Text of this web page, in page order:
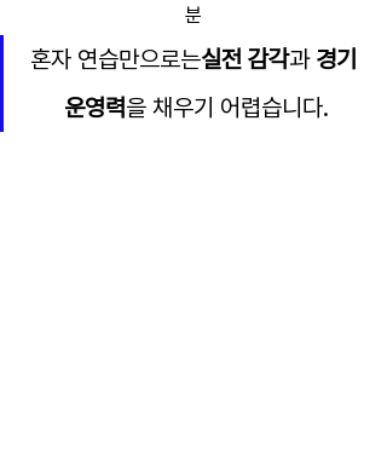
분
혼자 연습만으로는실전 감각과 경기
운영력을 채우기 어렵습니다.